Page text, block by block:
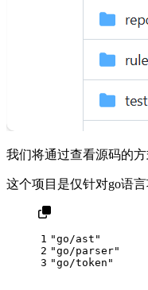
我们将通过查看源码的
这个项目是仅针对go语
1
2
3
"go/ast"
"go/parser"
"go/token"